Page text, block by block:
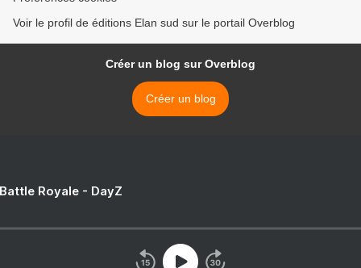
Voir le profil de éditions Elan sud sur le portail Overblog
Créer un blog sur Overblog
Créer un blog
Royale - DayZ